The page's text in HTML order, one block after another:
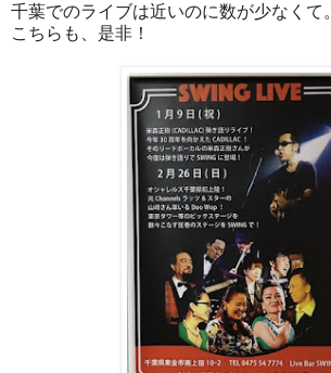
千葉でのライブは近いのに数が少なくて
こちらも、是非！